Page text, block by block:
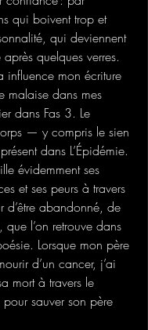
qui boivent trop et
qui deviennent
après quelques verres.
influence mon écriture
malaise dans mes
dans Fas 3. Le
— y compris le sien
dans L’Épidémie.
évidemment ses
et ses peurs à travers
d’être abandonné, de
que l’on retrouve dans
Lorsque mon père
d’un cancer, j’ai
mort à travers le
sauver son père